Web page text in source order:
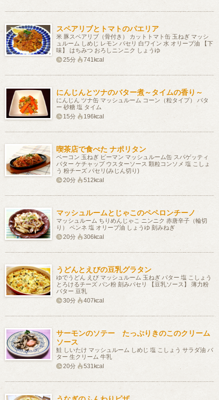
スペアリブとトマトのパエリア
米 豚スペアリブ（骨付き） カットトマト缶 玉ねぎ マッシ
ュルーム しめじ レモン パセリ 白ワイン 水 オリーブ油 【下
味】 はちみつ おろしニンニク しょうゆ
25分
741kcal
にんじんとツナのバター煮～タイムの香り～
にんじん ツナ缶 マッシュルーム コーン（粒タイプ） バタ
ー 砂糖 塩 タイム
15分
196kcal
喫茶店で食べた ナポリタン
ベーコン 玉ねぎ ピーマン マッシュルーム缶 スパゲッティ
バター ケチャップ ウスターソース 顆粒コンソメ 塩 こしょ
う 粉チーズ パセリ(みじん切り)
20分
512kcal
マッシュルームとじゃこのペペロンチーノ
マッシュルーム ちりめんじゃこ ニンニク 赤唐辛子（輪切
り） ペンネ 塩 オリーブ油 しょうゆ 刻みねぎ
20分
306kcal
うどんとえびの豆乳グラタン
ゆでうどん えび マッシュルーム 玉ねぎ バター 塩 こしょう
とろけるチーズ パン粉 刻みパセリ 【豆乳ソース】 薄力粉
バター 豆乳
30分
407kcal
サーモンのソテー たっぷりきのこのクリーム
ソース
鮭 しいたけ マッシュルーム しめじ 塩 こしょう サラダ油 バ
ター 生クリーム 牛乳
20分
531kcal